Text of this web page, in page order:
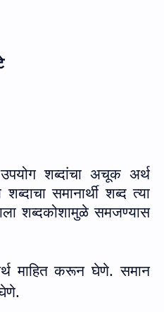
उपयोगशब्दांचा अचूक अर्थ
शब्दाचा समानार्थी शब्द त्या
शब्दकोशामुळे समजण्यास
माहित करून घेणे.समान